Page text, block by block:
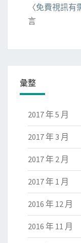
〈免費視訊有
言
彙整
2017 年 5 月
2017 年 3 月
2017 年 2 月
2017 年 1 月
2016 年 12 月
2016 年 11 月